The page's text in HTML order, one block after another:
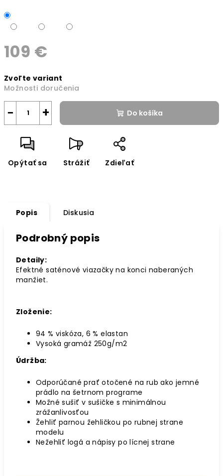
109 €
cena:
Zvoľte variant
Možnosti doručenia
+
− Do košíka
Opýtať sa Strážiť Zdieľať
Popis Diskusia
Podrobný popis
Detaily:
Efektné saténové viazačky na konci naberaných
manžiet.
Zloženie:
94 % viskóza, 6 % elastan
Vysoká gramáž 250g/m2
Údržba:
Odporúčané prať otočené na rub ako jemné
prádlo na šetrnom programe
Možné sušiť v sušičke s minimálnou
zrážanlivosťou
Žehliť parnou žehličkou po rubnej strane
modelu
Nežehliť logá a nápisy po lícnej strane